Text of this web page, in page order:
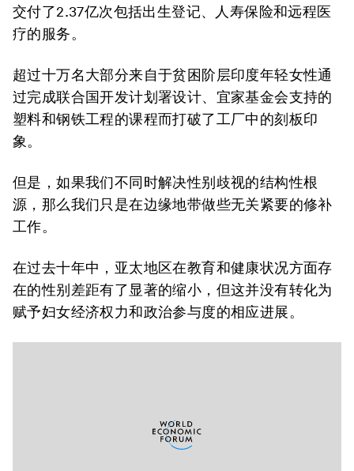
交付了2.37亿次包括出生登记、人寿保险和远程医
疗的服务。
超过十万名大部分来自于贫困阶层印度年轻女性通
过完成联合国开发计划署设计、宜家基金会支持的
塑料和钢铁工程的课程而打破了工厂中的刻板印
象。
但是，如果我们不同时解决性别歧视的结构性根
源，那么我们只是在边缘地带做些无关紧要的修补
工作。
在过去十年中，亚太地区在教育和健康状况方面存
在的性别差距有了显著的缩小，但这并没有转化为
赋予妇女经济权力和政治参与度的相应进展。